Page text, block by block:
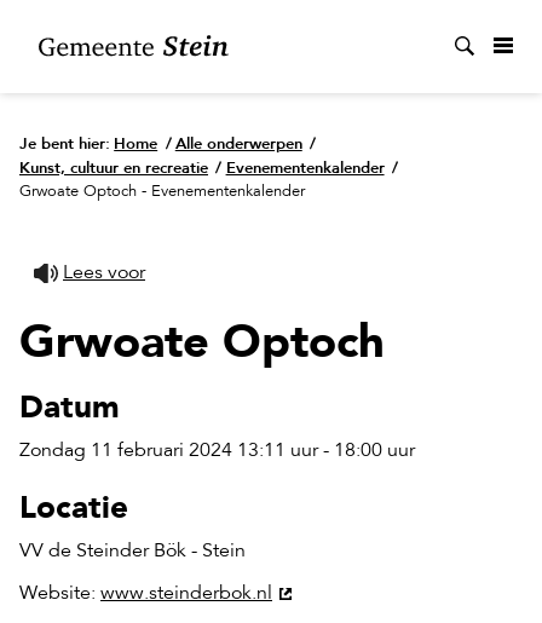
Je bent hier: Home / Alle onderwerpen /
Kunst, cultuur en recreatie / Evenementenkalender /
Grwoate Optoch - Evenementenkalender
Lees voor
Grwoate Optoch
Datum
Zondag 11 februari 2024 13:11 uur - 18:00 uur
Locatie
VV de Steinder Bök - Stein
Website: www.steinderbok.nl